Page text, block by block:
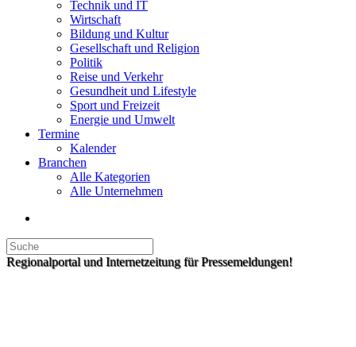
Technik und IT
Wirtschaft
Bildung und Kultur
Gesellschaft und Religion
Politik
Reise und Verkehr
Gesundheit und Lifestyle
Sport und Freizeit
Energie und Umwelt
Termine
Kalender
Branchen
Alle Kategorien
Alle Unternehmen
Regionalportal und Internetzeitung für Pressemeldungen!